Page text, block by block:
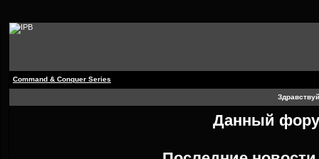
Command & Conquer Series
Данный